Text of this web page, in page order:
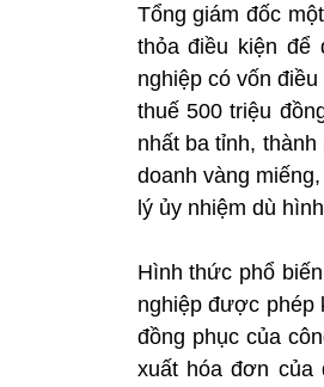
Tổng giám đốc
thỏa điều kiện để
nghiệp có vốn
thuế 500 triệu
nhất ba tỉnh,
doanh vàng
lý ủy nhiệm dù
Hình thức phổ
nghiệp được phép
đồng phục của
xuất hóa đơn của